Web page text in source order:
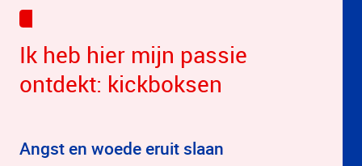
Ik heb hier mijn passie
ontdekt: kickboksen
Angst en woede eruit slaan